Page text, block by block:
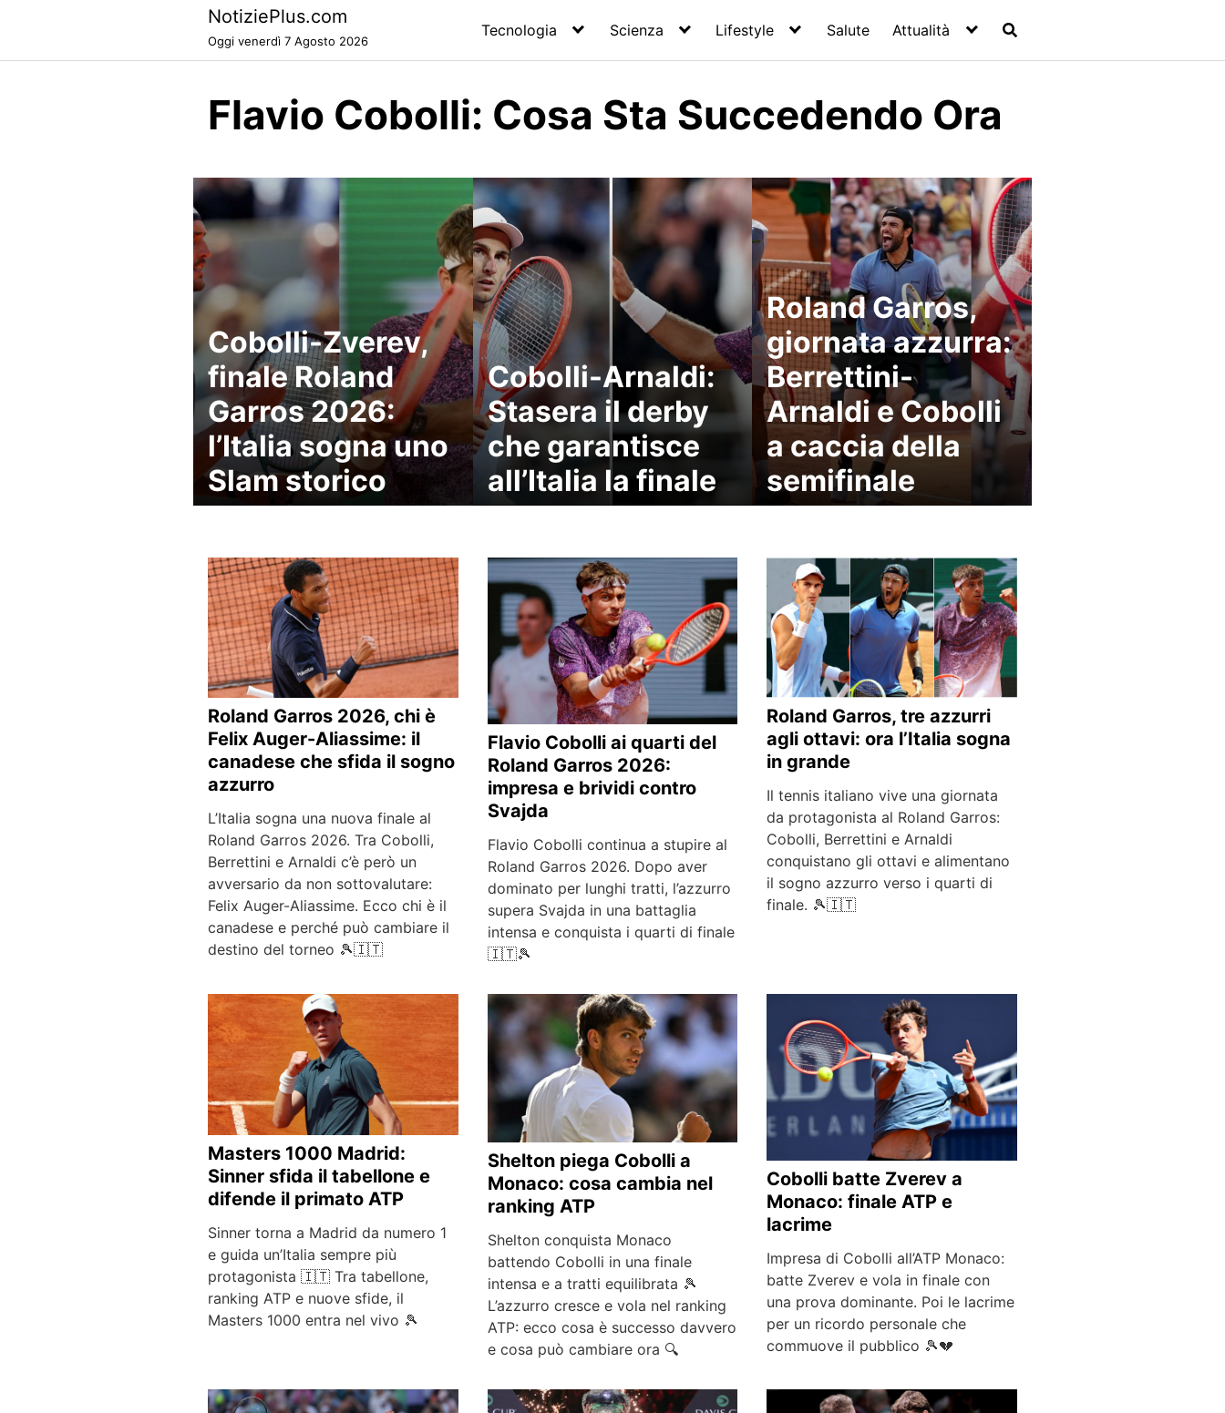
NotiziePlus.com
Oggi venerdì 7 Agosto 2026
Tecnologia Scienza Lifestyle Salute Attualità
Flavio Cobolli: Cosa Sta Succedendo Ora
Cobolli-Zverev,
finale Roland
Garros 2026:
l’Italia sogna uno
Slam storico
Cobolli-Arnaldi:
Stasera il derby
che garantisce
all’Italia la finale
Roland Garros,
giornata azzurra:
Berrettini-
Arnaldi e Cobolli
a caccia della
semifinale
Roland Garros 2026, chi è
Felix Auger-Aliassime: il
canadese che sfida il sogno
azzurro
L’Italia sogna una nuova finale al
Roland Garros 2026. Tra Cobolli,
Berrettini e Arnaldi c’è però un
avversario da non sottovalutare:
Felix Auger-Aliassime. Ecco chi è il
canadese e perché può cambiare il
destino del torneo 🎾🇮🇹
Flavio Cobolli ai quarti del
Roland Garros 2026:
impresa e brividi contro
Svajda
Flavio Cobolli continua a stupire al
Roland Garros 2026. Dopo aver
dominato per lunghi tratti, l’azzurro
supera Svajda in una battaglia
intensa e conquista i quarti di finale
🇮🇹🎾
Roland Garros, tre azzurri
agli ottavi: ora l’Italia sogna
in grande
Il tennis italiano vive una giornata
da protagonista al Roland Garros:
Cobolli, Berrettini e Arnaldi
conquistano gli ottavi e alimentano
il sogno azzurro verso i quarti di
finale. 🎾🇮🇹
Masters 1000 Madrid:
Sinner sfida il tabellone e
difende il primato ATP
Sinner torna a Madrid da numero 1
e guida un’Italia sempre più
protagonista 🇮🇹 Tra tabellone,
ranking ATP e nuove sfide, il
Masters 1000 entra nel vivo 🎾
Shelton piega Cobolli a
Monaco: cosa cambia nel
ranking ATP
Shelton conquista Monaco
battendo Cobolli in una finale
intensa e a tratti equilibrata 🎾
L’azzurro cresce e vola nel ranking
ATP: ecco cosa è successo davvero
e cosa può cambiare ora 🔍
Cobolli batte Zverev a
Monaco: finale ATP e
lacrime
Impresa di Cobolli all’ATP Monaco:
batte Zverev e vola in finale con
una prova dominante. Poi le lacrime
per un ricordo personale che
commuove il pubblico 🎾💔